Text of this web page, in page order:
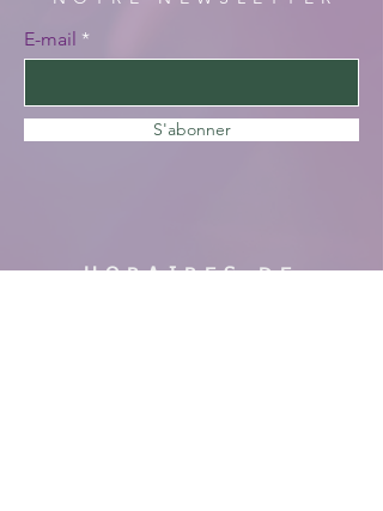
E-mail
S'abonner
HORAIRES DE